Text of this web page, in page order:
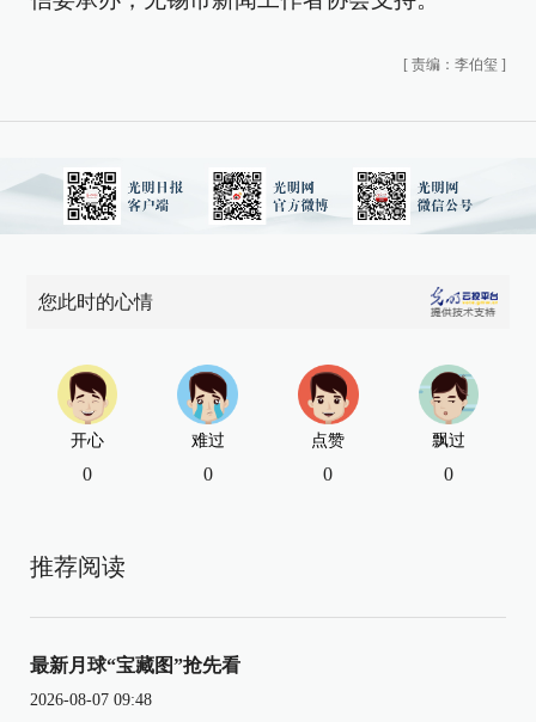
[ 责编：李伯玺 ]
您此时的心情
开心
0
难过
0
点赞
0
飘过
0
推荐阅读
最新月球“宝藏图”抢先看
2026-08-07 09:48